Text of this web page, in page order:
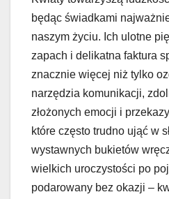
będąc świadkami
naszym życiu. Ich ulotne
zapach i delikatna faktura
znacznie więcej niż tylko
narzędzia komunikacji,
złożonych emocji i
które często trudno ująć w
wystawnych bukietów
wielkich uroczystości po
podarowany bez okazji –